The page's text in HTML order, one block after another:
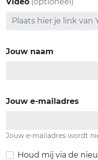
Jouw naam
Jouw e-mailadres
Jouw e-mailadres wordt
Houd mij via de